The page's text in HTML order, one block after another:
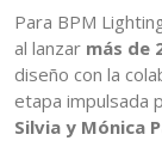
Para BPM
al lanzar más de
diseño con la
etapa impulsada
Silvia y Mónica